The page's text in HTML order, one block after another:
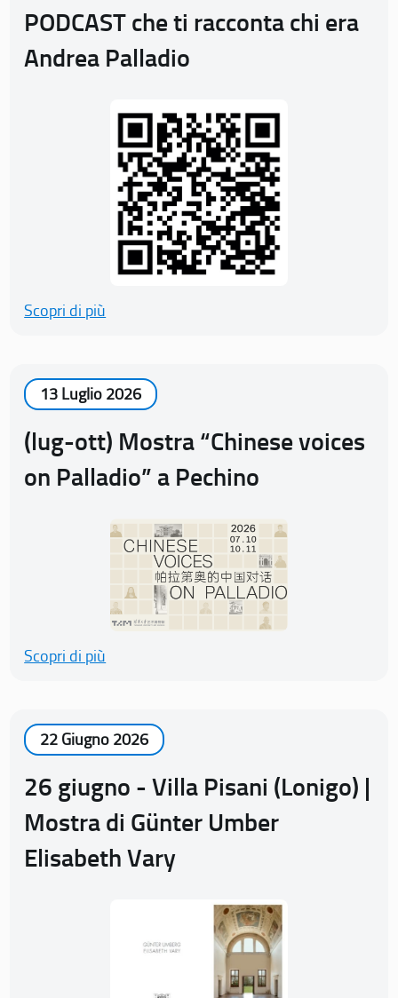
PODCAST che ti racconta chi era
Andrea Palladio
Scopri di più
13 Luglio 2026
(lug-ott) Mostra “Chinese voices
on Palladio” a Pechino
Scopri di più
22 Giugno 2026
26 giugno - Villa Pisani (Lonigo) |
Mostra di Günter Umber
Elisabeth Vary